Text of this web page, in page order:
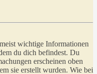
wichtige Informationen
du dich befindest. Du
erscheinen oben
sie erstellt wurden. Wie bei